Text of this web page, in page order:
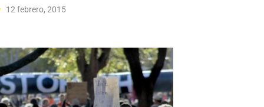
12 febrero, 2015